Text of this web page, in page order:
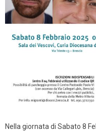
Nella giornata di Sabato 8